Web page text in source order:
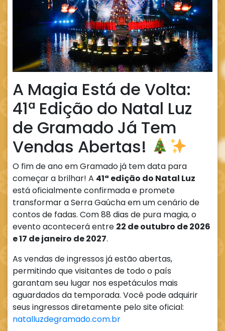
A Magia Está de Volta:
41ª Edição do Natal Luz
de Gramado Já Tem
Vendas Abertas!
O fim de ano em Gramado já tem data para
começar a brilhar! A 41ª edição do Natal Luz
está oficialmente confirmada e promete
transformar a Serra Gaúcha em um cenário de
contos de fadas. Com 88 dias de pura magia, o
evento acontecerá entre 22 de outubro de 2026
e 17 de janeiro de 2027.
As vendas de ingressos já estão abertas,
permitindo que visitantes de todo o país
garantam seu lugar nos espetáculos mais
aguardados da temporada. Você pode adquirir
seus ingressos diretamente pelo site oficial:
natalluzdegramado.com.br